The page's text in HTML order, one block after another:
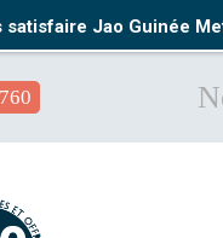
satisfaire Jao Guinée